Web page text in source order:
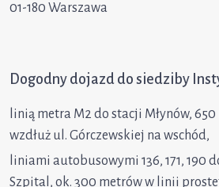
01-180 Warszawa
Dogodny dojazd do siedziby
linią metra M2 do stacji Młynów,
wzdłuż ul. Górczewskiej na wschód,
liniami autobusowymi 136, 171, 190
Szpital, ok. 300 metrów w linii